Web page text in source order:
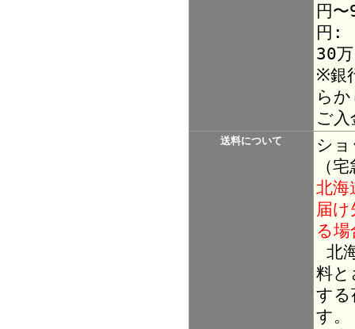
円
円:
30
※銀
ら
ご
送料について
シ
（
北海
届
る
北
料と
する
す。